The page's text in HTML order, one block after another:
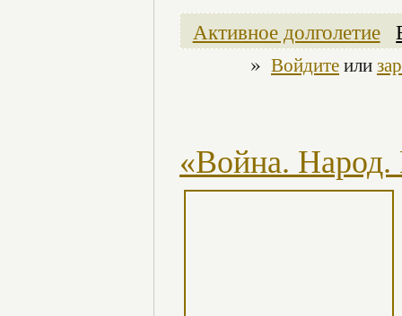
Активное долголетие
» Войдитеили
«Война. Народ.